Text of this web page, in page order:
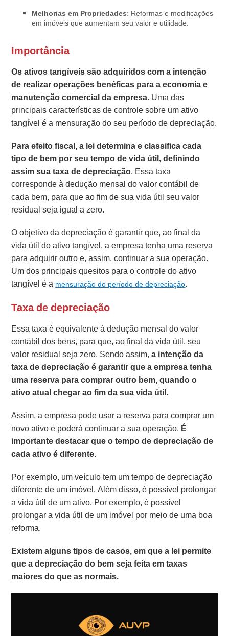
Melhorias em Propriedades: Reformas e modificações
em imóveis que aumentam seu valor e utilidade.
Importância
Os ativos tangíveis são adquiridos com a intenção
de realizar operações benéficas para a economia e
manutenção comercial da empresa. Uma das
principais características de controle sobre um ativo
tangível é a mensuração do seu período de depreciação.
Para efeito fiscal, a lei determina e classifica cada
tipo de bem por seu tempo de vida útil, definindo
assim suataxa de depreciação. Essa taxa
corresponde à dedução mensal do valor contábil de
cada bem, para que ao fim de sua vida útil seu valor
residual seja igual a zero.
O objetivo da depreciação é garantir que, ao final da
vida útil do ativo tangível, a empresa tenha uma reserva
para adquirir outro e, assim, continuar a sua operação.
Um dos principais quesitos para o controle do ativo
tangível é a mensuração do período de depreciação.
Taxa de depreciação
Essa taxa é equivalente à dedução mensal do valor
contábil dos bens, para que, ao final da vida útil, seu
valor residual seja zero. Sendo assim,a intenção da
taxa de depreciação é garantir que a empresa tenha
uma reserva para comprar outro bem, quando o
ativo atual chegar ao fim da sua vida útil.
Assim, a empresa pode usar a reserva para comprar um
novo ativo e poderá continuar a sua operação. É
importante destacar que o tempo de depreciação de
cada ativo é diferente.
Por exemplo, um veículo tem um tempo de depreciação
diferente de um imóvel.Além disso, é possível prolongar
a vida útil de um ativo. Por exemplo, é possível
prolongar a vida útil de um imóvel por meio de uma boa
reforma.
Existem alguns tipos de casos, em que a lei permite
que a depreciação do bem seja feita em taxas
maiores do que as normais.